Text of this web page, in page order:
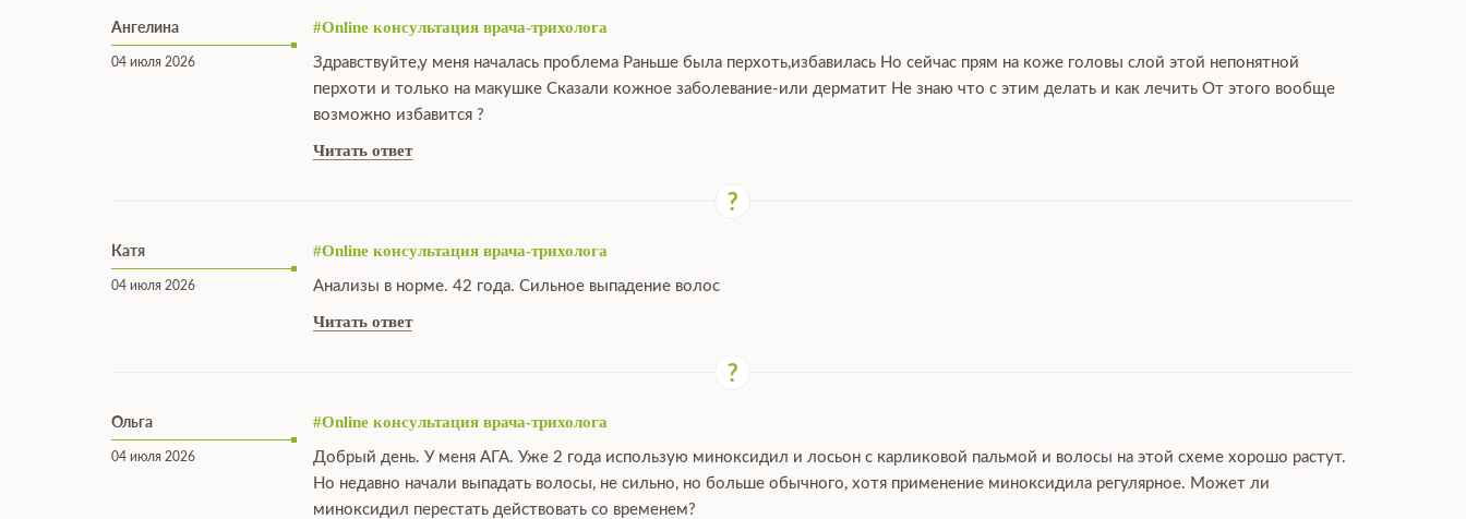
Ангелина
04 июля 2026
#Online консультация врача-трихолога
Здравствуйте,у меня началась проблема Раньше была перхоть,избавилась Но сейчас прям на коже головы слой этой непонятной
перхоти и только на макушке Сказали кожное заболевание-или дерматит Не знаю что с этим делать и как лечить От этого вообще
возможно избавится ?
Читать ответ
Катя
04 июля 2026
#Online консультация врача-трихолога
Анализы в норме. 42 года. Сильное выпадение волос
Читать ответ
Ольга
04 июля 2026
#Online консультация врача-трихолога
Добрый день. У меня АГА. Уже 2 года использую миноксидил и лосьон с карликовой пальмой и волосы на этой схеме хорошо растут.
Но недавно начали выпадать волосы, не сильно, но больше обычного, хотя применение миноксидила регулярное. Может ли
миноксидил перестать действовать со временем?